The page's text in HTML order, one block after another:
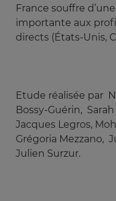
France souffre
importante aux
directs (États-Unis,
Etude réalisée par
Bossy-Guérin,
Jacques Legros,
Grégoria Mezzano,
Julien Surzur.